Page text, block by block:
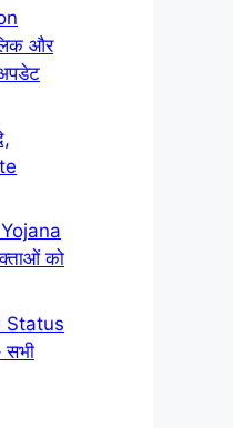
और
को
Status